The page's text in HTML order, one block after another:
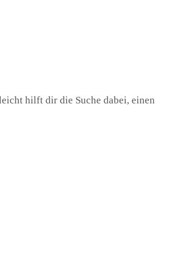
hilft dir die Suche dabei, einen